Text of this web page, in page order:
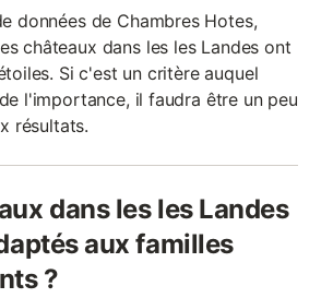
données de Chambres Hotes,
châteaux dans les les Landes ont
Si c'est un critère auquel
l'importance, il faudra être un peu
résultats.
dans les les Landes
aux familles
?